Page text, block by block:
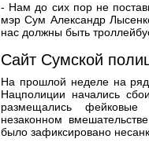
- Нам до сих пор не
мэр Сум Александр
нас должны быть
Сайт Сумской
На прошлой неделе на
Нацполиции начались
размещались
незаконном
было зафиксировано